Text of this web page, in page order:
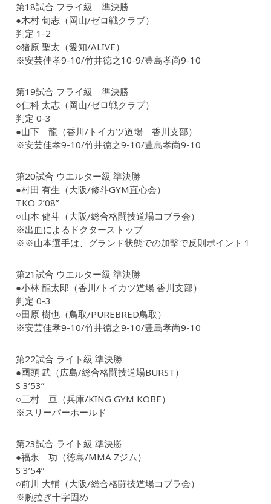
第18試合 フライ級 準決勝
●木村 旬志（岡山/ゼロ戦クラブ）
判定 1-2
○猪原 聖太（愛知/ALIVE）
※安芸佳孝9-10/竹井徳之10-9/豊島孝尚9-10
第19試合 フライ級 準決勝
○仁科 太志（岡山/ゼロ戦クラブ）
判定 0-3
●山下 龍（香川/トイカツ道場 香川支部）
※安芸佳孝9-10/竹井徳之9-10/豊島孝尚9-10
第20試合 ウエルター級 準決勝
●村田 有生（大阪/修斗GYM直心会）
TKO 2’08”
○山本 健斗（大阪/総合格闘技道場コブラ会）
※出血によるドクターストップ
※※山本選手は、グランド状態での加撃で反則ポイント１
第21試合 ウエルター級 準決勝
●小林 龍太郎（香川/トイカツ道場 香川支部）
判定 0-3
○田原 樹也（鳥取/PUREBRED鳥取）
※安芸佳孝9-10/竹井徳之9-10/豊島孝尚9-10
第22試合 ライト級 準決勝
●國頭 武（広島/総合格闘技道場BURST）
S 3’53”
○三村 亘（兵庫/KING GYM KOBE）
※スリーパーホールド
第23試合 ライト級 準決勝
●福永 功（徳島/MMA Zジム）
S 3’54”
○前川 大輔（大阪/総合格闘技道場コブラ会）
※腕拉ぎ十字固め